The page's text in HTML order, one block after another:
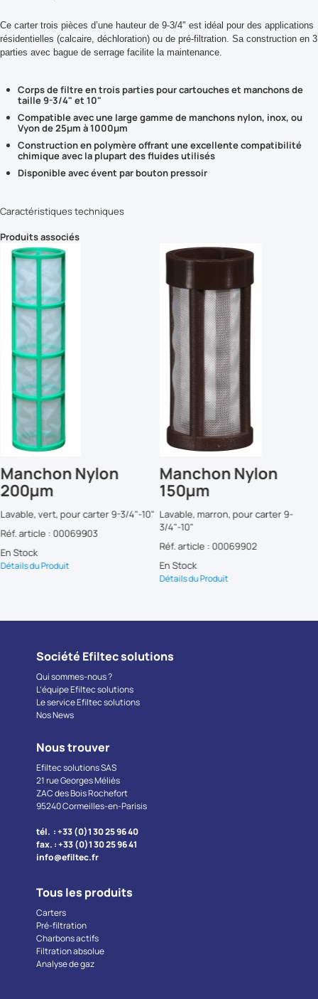
Ce carter trois pièces d’une hauteur de 9-3/4" est idéal pour des applications
résidentielles (calcaire, déchloration) ou de pré-filtration. Sa construction en 3
parties avec bague de serrage facilite la maintenance.
Corps de filtre en trois parties pour cartouches et manchons de
taille 9-3/4" et 10"
Compatible avec une large gamme de manchons nylon, inox, ou
Vyon de 25µm à 1000µm
Construction en polymère offrant une excellente compatibilité
chimique avec la plupart des fluides utilisés
Disponible avec évent par bouton pressoir
Caractéristiques techniques
Produits associés
Manchon Nylon
200µm
Lavable, vert, pour carter 9-3/4"-10"
Réf. article : 00069903
En Stock
Détails du Produit
Manchon Nylon
150µm
Lavable, marron, pour carter 9-
3/4"-10"
Réf. article : 00069902
En Stock
Détails du Produit
Société Efiltec solutions
Qui sommes-nous ?
L’équipe Efiltec solutions
Le service Efiltec solutions
Nos News
Nous trouver
Efiltec solutions SAS
21 rue Georges Méliès
ZAC des Bois Rochefort
95240 Cormeilles-en-Parisis
tél. : +33 (0)1 30 25 96 40
fax. : +33 (0)1 30 25 96 41
info@efiltec.fr
Tous les produits
Carters
Pré-filtration
Charbons actifs
Filtration absolue
Analyse de gaz